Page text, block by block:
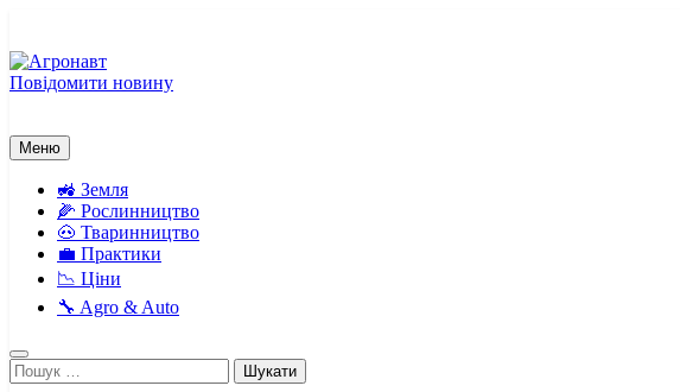
вмісту
Повідомити новину
Меню
🚜 Земля
🌽 Рослинництво
🐽 Тваринництво
💼 Практики
📉 Ціни
🔧 Agro & Auto
Пошук: